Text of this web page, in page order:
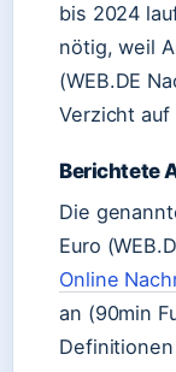
bis 2024
nötig, weil
(WEB.DE
Verzicht
Berichtete
Die
Euro
Online
an (90min